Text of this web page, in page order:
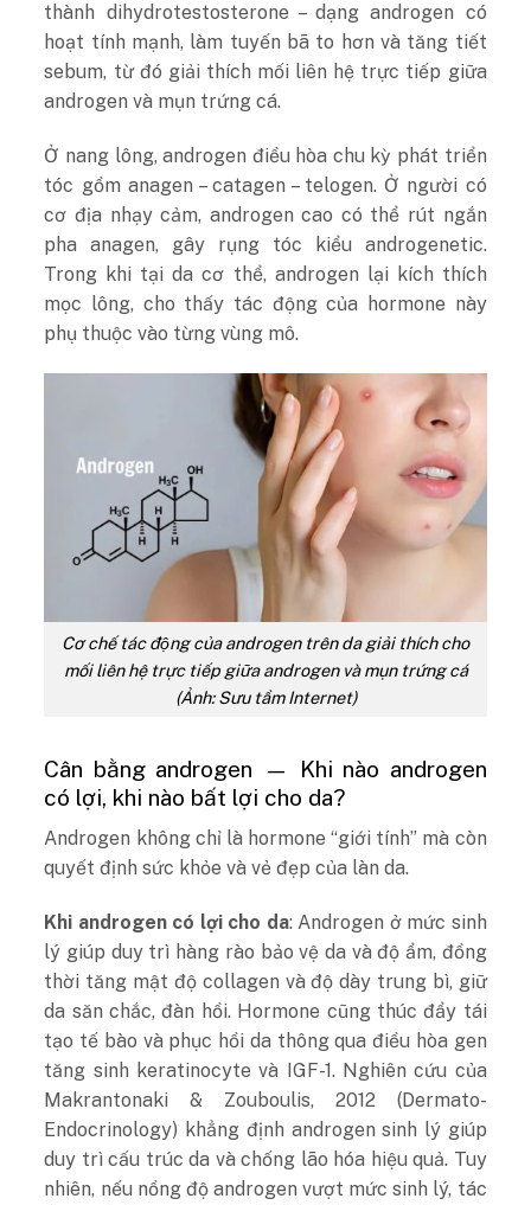
thành dihydrotestosterone – dạng androgen có
hoạt tính mạnh, làm tuyến bã to hơn và tăng tiết
sebum, từ đó giải thích mối liên hệ trực tiếp giữa
androgen và mụn trứng cá.
Ở nang lông, androgen điều hòa chu kỳ phát triển
tóc gồm anagen – catagen – telogen. Ở người có
cơ địa nhạy cảm, androgen cao có thể rút ngắn
pha anagen, gây rụng tóc kiểu androgenetic.
Trong khi tại da cơ thể, androgen lại kích thích
mọc lông, cho thấy tác động của hormone này
phụ thuộc vào từng vùng mô.
Cơ chế tác động của androgen trên da giải thích cho
mối liên hệ trực tiếp giữa androgen và mụn trứng cá
(Ảnh: Sưu tầm Internet)
Cân bằng androgen — Khi nào androgen
có lợi, khi nào bất lợi cho da?
Androgen không chỉ là hormone “giới tính” mà còn
quyết định sức khỏe và vẻ đẹp của làn da.
Khi androgen có lợi cho da: Androgen ở mức sinh
lý giúp duy trì hàng rào bảo vệ da và độ ẩm, đồng
thời tăng mật độ collagen và độ dày trung bì, giữ
da săn chắc, đàn hồi. Hormone cũng thúc đẩy tái
tạo tế bào và phục hồi da thông qua điều hòa gen
tăng sinh keratinocyte và IGF-1. Nghiên cứu của
Makrantonaki & Zouboulis, 2012 (Dermato-
Endocrinology) khẳng định androgen sinh lý giúp
duy trì cấu trúc da và chống lão hóa hiệu quả. Tuy
nhiên, nếu nồng độ androgen vượt mức sinh lý, tác